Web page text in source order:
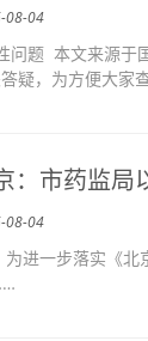
08-04
问题 本文来源于
疑，为方便大家
：市药监局
08-04
一步落实《北京